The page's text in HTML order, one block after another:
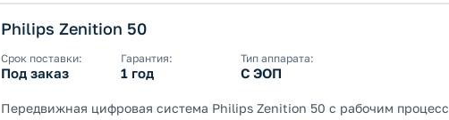
Philips Zenition 50
Срок поставки:
Под заказ
Гарантия:
1 год
Тип аппарата:
С ЭОП
Передвижная цифровая система Philips Zenition 50 с рабочим